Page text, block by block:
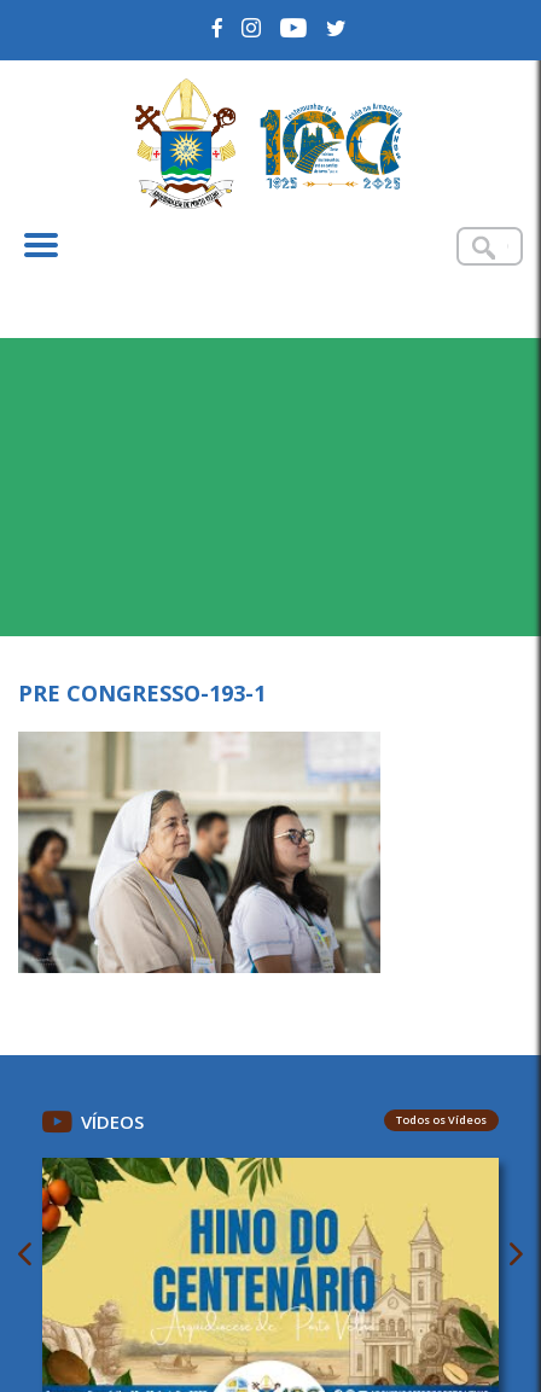
PRE CONGRESSO-193-1
VÍDEOS Todos os Vídeos